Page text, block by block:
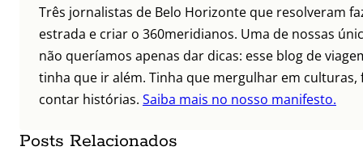
Três jornalistas de Belo Horizonte que resolveram
estrada e criar o 360meridianos. Uma de nossas
não queríamos apenas dar dicas: esse blog de
tinha que ir além. Tinha que mergulhar em culturas,
contar histórias. Saiba mais no nosso manifesto.
Posts Relacionados